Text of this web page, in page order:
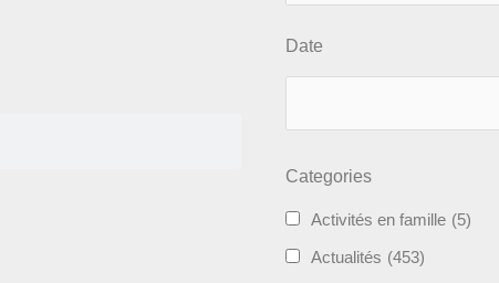
Date
Categories
Activités en famille (5)
Actualités (453)